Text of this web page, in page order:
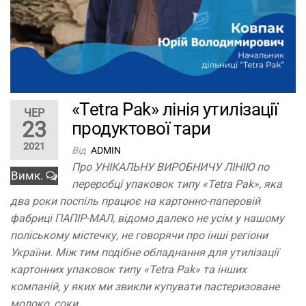
ЧЕР
23
2021
Вимк.
«Tetra Pak» лінія утилізації
продуктової тари
Від ADMIN
Про УНІКАЛЬНУ ВИРОБНИЧУ ЛІНІЮ по
переробці упаковок типу «Tetra Pak», яка
два роки поспіль працює на картонно-паперовій
фабриці ПАПІР-МАЛ, відомо далеко не усім у нашому
поліському містечку, не говорячи про інші регіони
України. Між тим подібне обладнання для утилізації
картонних упаковок типу «Tetra Pak» та інших
компаній, у яких ми звикли купувати пастеризоване